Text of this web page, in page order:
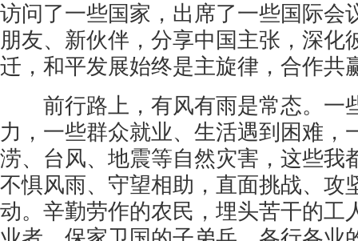
访问了一些国家，出席了一些国际会
朋友、新伙伴，分享中国主张，深化
迁，和平发展始终是主旋律，合作共
前行路上，有风有雨是常态。一
力，一些群众就业、生活遇到困难，
涝、台风、地震等自然灾害，这些我
不惧风雨、守望相助，直面挑战、攻
动。辛勤劳作的农民，埋头苦干的工